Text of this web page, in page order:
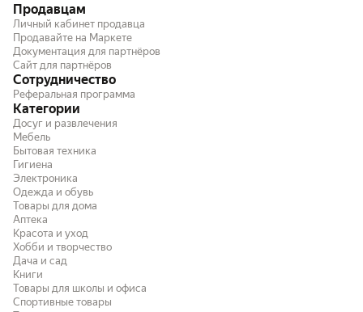
Продавцам
Личный кабинет продавца
Продавайте на Маркете
Документация для партнёров
Сайт для партнёров
Сотрудничество
Реферальная программа
Категории
Досуг и развлечения
Мебель
Бытовая техника
Гигиена
Электроника
Одежда и обувь
Товары для дома
Аптека
Красота и уход
Хобби и творчество
Дача и сад
Книги
Товары для школы и офиса
Спортивные товары